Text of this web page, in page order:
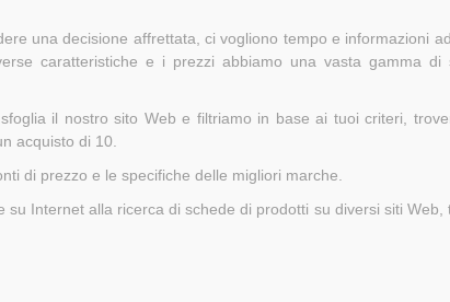
una decisione affrettata, ci vogliono tempo e informazioni
caratteristiche e i prezzi abbiamo una vasta gamma di
il nostro sito Web e filtriamo in base ai tuoi criteri,
acquisto di 10.
di prezzo e le specifiche delle migliori marche.
Internet alla ricerca di schede di prodotti su diversi siti